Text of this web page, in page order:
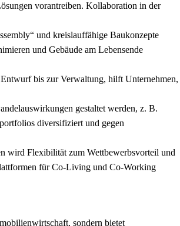
vorantreiben. Kollaboration in der
und kreislauffähige Baukonzepte
und Gebäude am Lebensende
bis zur Verwaltung, hilft Unternehmen,
gestaltet werden, z. B.
diversifiziert und gegen
wird Flexibilität zum Wettbewerbsvorteil und
für Co-Living und Co-Working
sondern bietet